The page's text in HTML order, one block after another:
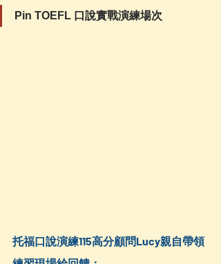
Pin TOEFL 口說實戰演練場次
托福口說演練115高分顧問Lucy親自帶領